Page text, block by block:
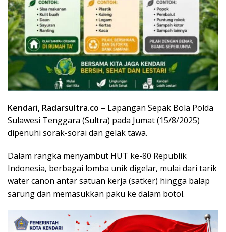
Kendari, Radarsultra.co – Lapangan Sepak Bola Polda
Sulawesi Tenggara (Sultra) pada Jumat (15/8/2025)
dipenuhi sorak-sorai dan gelak tawa.
Dalam rangka menyambut HUT ke-80 Republik
Indonesia, berbagai lomba unik digelar, mulai dari tarik
water canon antar satuan kerja (satker) hingga balap
sarung dan memasukkan paku ke dalam botol.